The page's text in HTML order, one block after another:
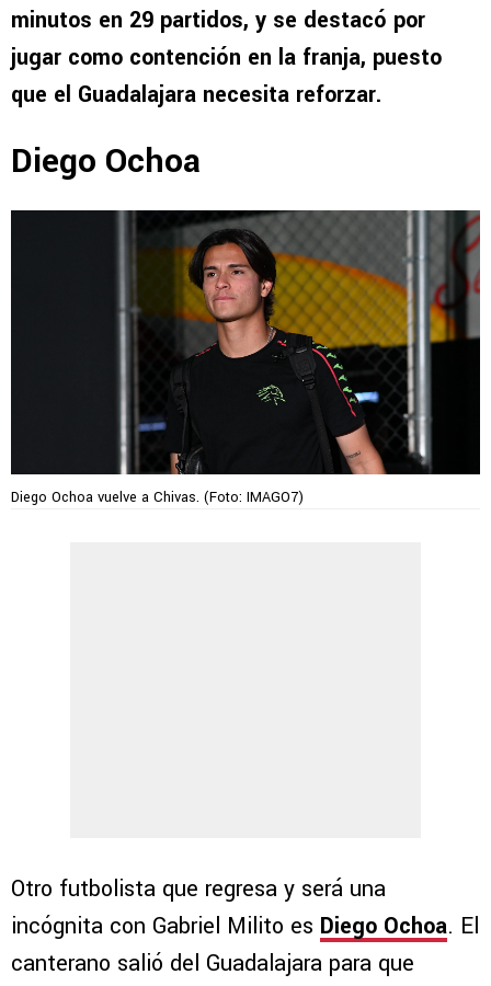
minutos en 29 partidos, y se destacó por
jugar como contención en la franja, puesto
que el Guadalajara necesita reforzar.
Diego Ochoa
Diego Ochoa vuelve a Chivas. (Foto: IMAGO7)
Otro futbolista que regresa y será una
incógnita con Gabriel Milito es Diego Ochoa. El
canterano salió del Guadalajara para que